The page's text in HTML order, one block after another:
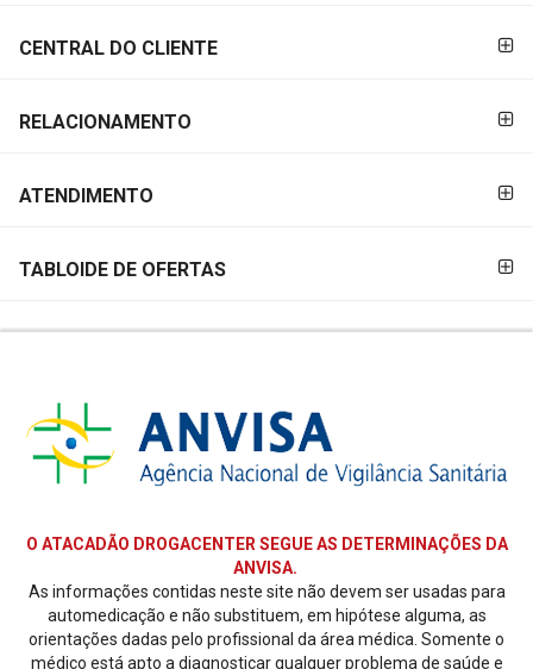
CENTRAL DO CLIENTE
RELACIONAMENTO
ATENDIMENTO
TABLOIDE DE OFERTAS
O ATACADÃO DROGACENTER SEGUE AS DETERMINAÇÕES DA
ANVISA.
As informações contidas neste site não devem ser usadas para
automedicação e não substituem, em hipótese alguma, as
orientações dadas pelo profissional da área médica. Somente o
médico está apto a diagnosticar qualquer problema de saúde e